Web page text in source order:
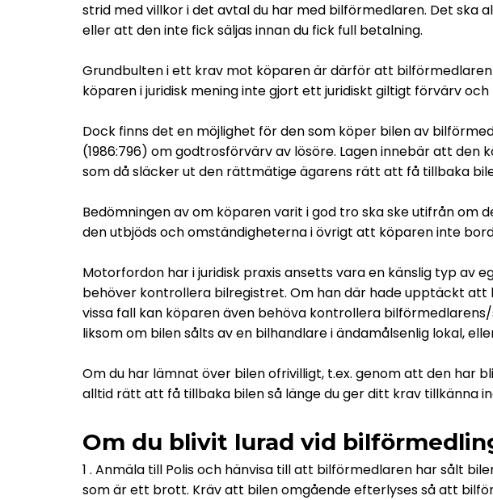
strid med villkor i det avtal du har med bilförmedlaren. Det ska
eller att den inte fick säljas innan du fick full betalning.
Grundbulten i ett krav mot köparen är därför att
köparen i juridisk mening inte gjort ett juridiskt giltigt förvärv
Dock finns det en möjlighet för den som köper bilen av
(1986:796) om godtrosförvärv av lösöre. Lagen innebär att
som då släcker ut den rättmätige ägarens rätt att få tillbaka
Bedömningen av om köparen varit i god tro ska ske utifrån
den utbjöds och omständigheterna i övrigt att köparen inte
Motorfordon har i juridisk praxis ansetts vara en känslig typ
behöver kontrollera bilregistret. Om han där hade upptäckt
vissa fall kan köparen även behöva kontrollera
liksom om bilen sålts av en bilhandlare i ändamålsenlig lokal,
Om du har lämnat över bilen ofrivilligt, t.ex. genom att den har
alltid rätt att få tillbaka bilen så länge du ger ditt krav tillkänna
Om du blivit lurad vid
1 . Anmäla till Polis och hänvisa till att bilförmedlaren har sålt
som är ett brott. Kräv att bilen omgående efterlyses så att